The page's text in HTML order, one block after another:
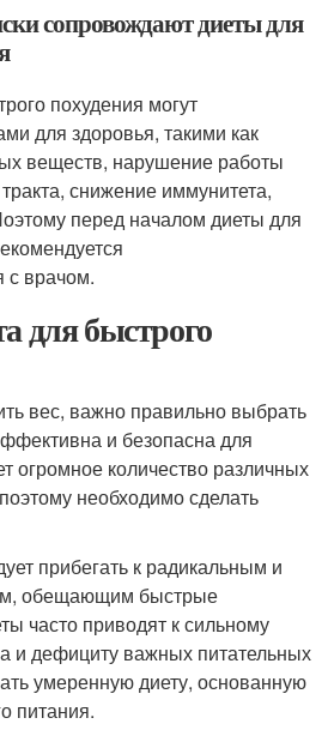
сопровождают диеты для
похудения могут
для здоровья, такими как
веществ, нарушение работы
снижение иммунитета,
перед началом диеты для
с врачом.
для быстрого
вес, важно правильно выбрать
и безопасна для
огромное количество различных
необходимо сделать
прибегать к радикальным и
обещающим быстрые
часто приводят к сильному
и дефициту важных питательных
умеренную диету, основанную
питания.